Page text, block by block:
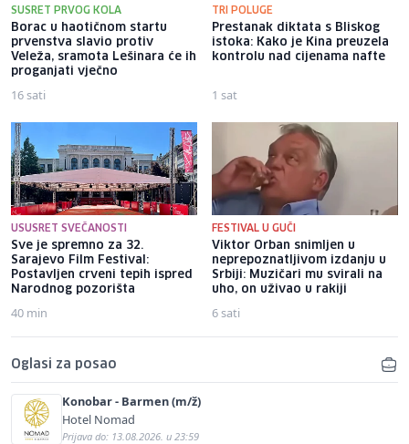
SUSRET PRVOG KOLA
Borac u haotičnom startu
prvenstva slavio protiv
Veleža, sramota Lešinara će ih
proganjati vječno
16 sati
TRI POLUGE
Prestanak diktata s Bliskog
istoka: Kako je Kina preuzela
kontrolu nad cijenama nafte
1 sat
USUSRET SVEČANOSTI
Sve je spremno za 32.
Sarajevo Film Festival:
Postavljen crveni tepih ispred
Narodnog pozorišta
40 min
FESTIVAL U GUČI
Viktor Orban snimljen u
neprepoznatljivom izdanju u
Srbiji: Muzičari mu svirali na
uho, on uživao u rakiji
6 sati
Oglasi za posao
Konobar - Barmen (m/ž)
Hotel Nomad
Prijava do: 13.08.2026. u 23:59